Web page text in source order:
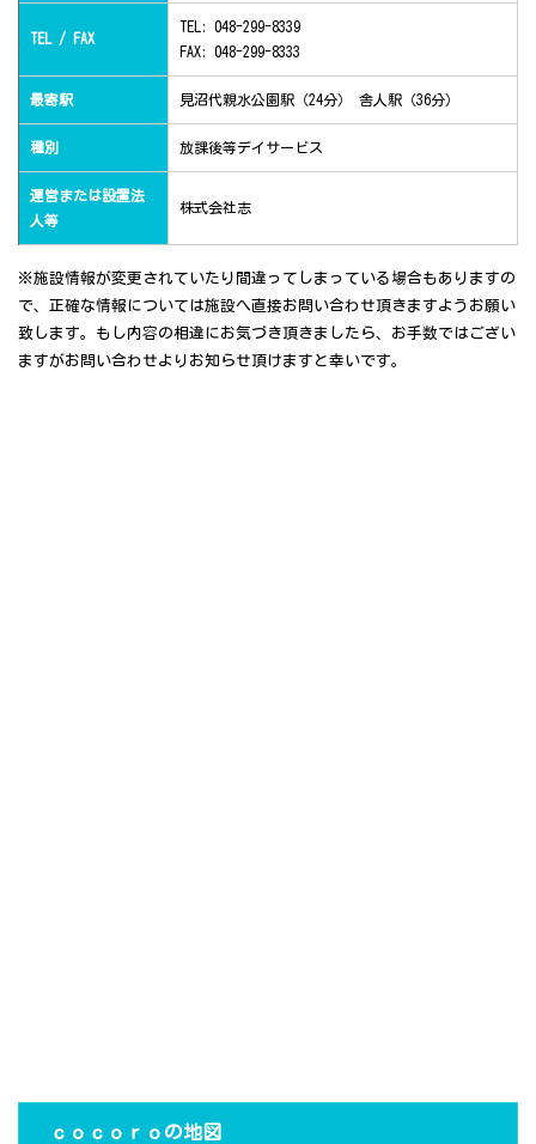
TEL / FAX
TEL: 048-299-8339
FAX: 048-299-8333
最寄駅 見沼代親水公園駅（24分） 舎人駅（36分）
種別 放課後等デイサービス
運営または設置法
人等
株式会社志
※施設情報が変更されていたり間違ってしまっている場合もありますの
で、正確な情報については施設へ直接お問い合わせ頂きますようお願い
致します。もし内容の相違にお気づき頂きましたら、お手数ではござい
ますがお問い合わせよりお知らせ頂けますと幸いです。
ｃｏｃｏｒｏの地図